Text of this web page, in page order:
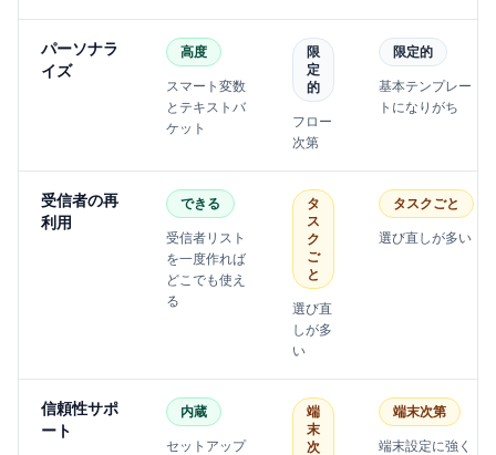
パーソナラ
イズ
高度
スマート変数
とテキストバ
ケット
限
定
的
フロー
次第
限定的
基本テンプレー
トになりがち
受信者の再
利用
できる
受信者リスト
を一度作れば
どこでも使え
る
タ
ス
ク
ご
と
選び直
しが多
い
タスクごと
選び直しが多い
信頼性サポ
ート
内蔵
セットアップ
端
末
次
端末次第
端末設定に強く